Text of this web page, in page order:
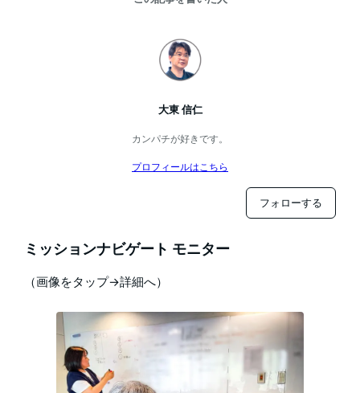
大東 信仁
カンパチが好きです。
プロフィールはこちら
フォローする
ミッションナビゲート モニター
（画像をタップ→詳細へ）